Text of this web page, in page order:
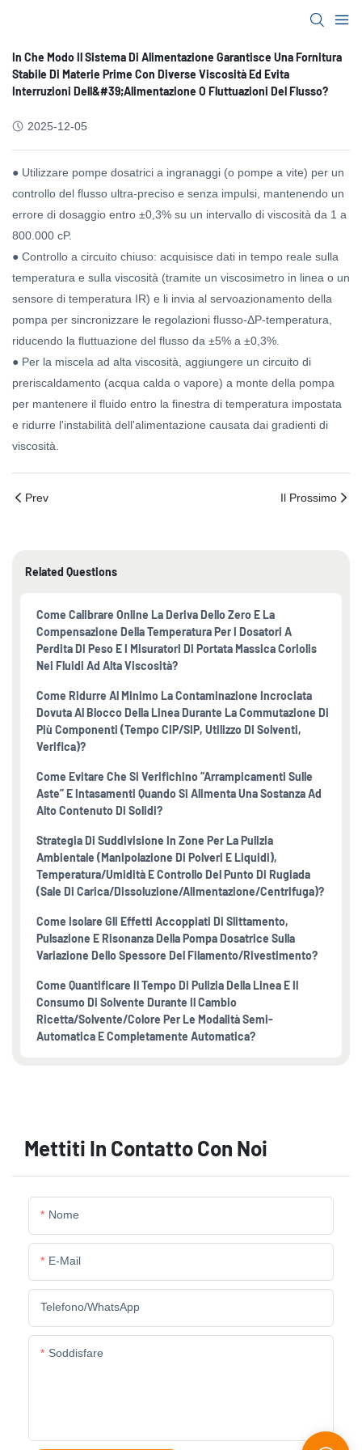
In Che Modo Il Sistema Di Alimentazione Garantisce Una Fornitura
Stabile Di Materie Prime Con Diverse Viscosità Ed Evita
Interruzioni Dell&#39;alimentazione O Fluttuazioni Del Flusso?
2025-12-05
● Utilizzare pompe dosatrici a ingranaggi (o pompe a vite) per un
controllo del flusso ultra-preciso e senza impulsi, mantenendo un
errore di dosaggio entro ±0,3% su un intervallo di viscosità da 1 a
800.000 cP.
● Controllo a circuito chiuso: acquisisce dati in tempo reale sulla
temperatura e sulla viscosità (tramite un viscosimetro in linea o un
sensore di temperatura IR) e li invia al servoazionamento della
pompa per sincronizzare le regolazioni flusso-ΔP-temperatura,
riducendo la fluttuazione del flusso da ±5% a ±0,3%.
● Per la miscela ad alta viscosità, aggiungere un circuito di
preriscaldamento (acqua calda o vapore) a monte della pompa
per mantenere il fluido entro la finestra di temperatura impostata
e ridurre l'instabilità dell'alimentazione causata dai gradienti di
viscosità.
Prev Il Prossimo
Related Questions
Come Calibrare Online La Deriva Dello Zero E La
Compensazione Della Temperatura Per I Dosatori A
Perdita Di Peso E I Misuratori Di Portata Massica Coriolis
Nei Fluidi Ad Alta Viscosità?
Come Ridurre Al Minimo La Contaminazione Incrociata
Dovuta Al Blocco Della Linea Durante La Commutazione Di
Più Componenti (tempo CIP/SIP, Utilizzo Di Solventi,
Verifica)?
Come Evitare Che Si Verifichino “arrampicamenti Sulle
Aste” E Intasamenti Quando Si Alimenta Una Sostanza Ad
Alto Contenuto Di Solidi?
Strategia Di Suddivisione In Zone Per La Pulizia
Ambientale (manipolazione Di Polveri E Liquidi),
Temperatura/umidità E Controllo Del Punto Di Rugiada
(sale Di Carica/dissoluzione/alimentazione/centrifuga)?
Come Isolare Gli Effetti Accoppiati Di Slittamento,
Pulsazione E Risonanza Della Pompa Dosatrice Sulla
Variazione Dello Spessore Del Filamento/rivestimento?
Come Quantificare Il Tempo Di Pulizia Della Linea E Il
Consumo Di Solvente Durante Il Cambio
Ricetta/solvente/colore Per Le Modalità Semi-
Automatica E Completamente Automatica?
Mettiti In Contatto Con Noi
Nome
E-Mail
Telefono/WhatsApp
Soddisfare